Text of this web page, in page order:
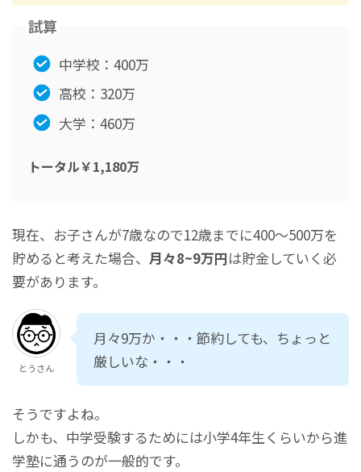
試算
中学校：400万
高校：320万
大学：460万
トータル￥1,180万
現在、お子さんが7歳なので12歳までに400～500万を
貯めると考えた場合、 月々8~9万円は貯金していく必
要があります。
とうさん
月々9万か・・・節約しても、ちょっと
厳しいな・・・
そうですよね。
しかも、中学受験するためには小学4年生くらいから進
学塾に通うのが一般的です。